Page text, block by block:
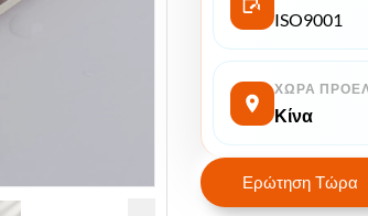
ISO9001
ΧΏΡΑ
Κίνα
Ερώτηση Τώρα